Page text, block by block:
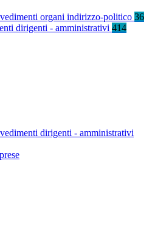
organi indirizzo-politico 36
dirigenti - amministrativi 414
dirigenti - amministrativi